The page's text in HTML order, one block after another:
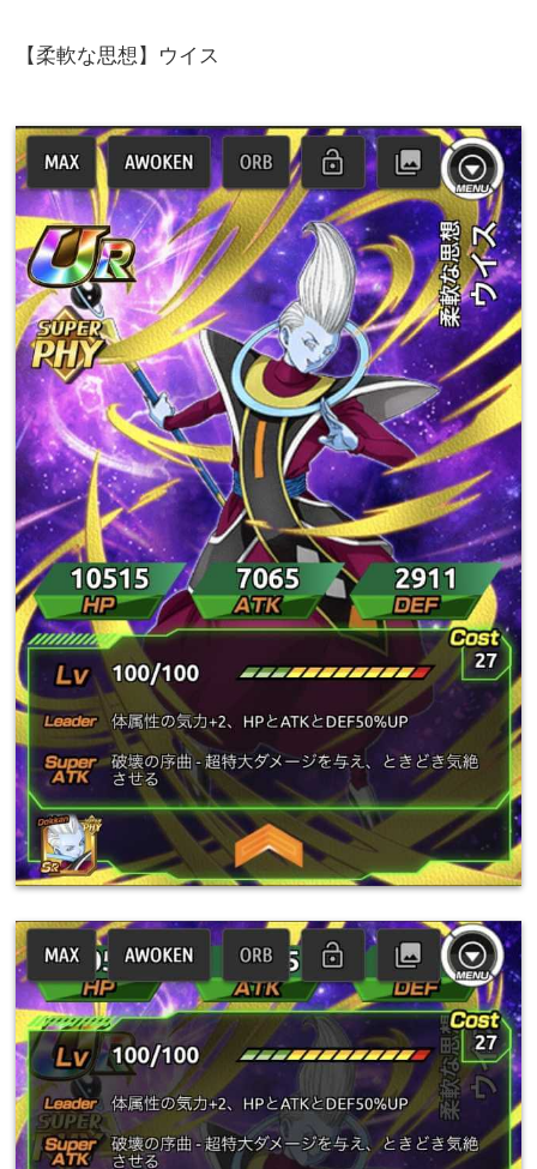
【柔軟な思想】ウイス